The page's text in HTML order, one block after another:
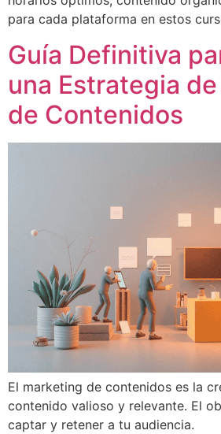
para cada plataforma en estos
Guía Definitiva
una Estrategia
de Contenidos
El marketing de contenidos es la
contenido valioso y relevante. El
captar y retener a tu audiencia.